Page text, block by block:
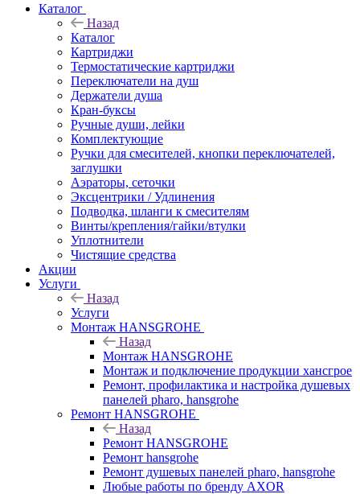
Каталог
Назад
Каталог
Картриджи
Термостатические картриджи
Переключатели на душ
Держатели душа
Кран-буксы
Ручные души, лейки
Комплектующие
Ручки для смесителей, кнопки переключателей,
заглушки
Аэраторы, сеточки
Эксцентрики / Удлинения
Подводка, шланги к смесителям
Винты/крепления/гайки/втулки
Уплотнители
Чистящие средства
Акции
Услуги
Назад
Услуги
Монтаж HANSGROHE
Назад
Монтаж HANSGROHE
Монтаж и подключение продукции хансгрое
Ремонт, профилактика и настройка душевых
панелей pharo, hansgrohe
Ремонт HANSGROHE
Назад
Ремонт HANSGROHE
Ремонт hansgrohe
Ремонт душевых панелей pharo, hansgrohe
Любые работы по бренду AXOR